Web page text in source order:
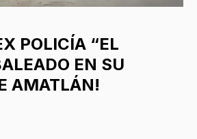
POLICÍA “EL
EN SU
AMATLÁN!